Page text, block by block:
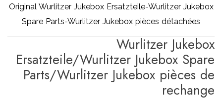
Original Wurlitzer Jukebox Ersatzteile-Wurlitzer Jukebox
Spare Parts-Wurlitzer Jukebox pièces détachées
Wurlitzer Jukebox
Ersatzteile/Wurlitzer Jukebox Spare
Parts/Wurlitzer Jukebox pièces de
rechange